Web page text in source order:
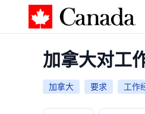
加拿大攻略
加拿大对工
加拿大 要求 工作